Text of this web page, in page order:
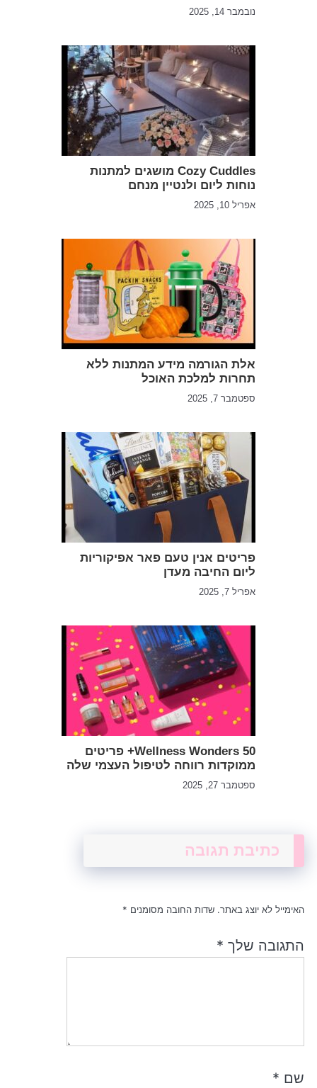
נובמבר 14, 2025
Cozy Cuddles מושגים למתנות
נוחות ליום ולנטיין מנחם
אפריל 10, 2025
אלת הגורמה מידע המתנות ללא
תחרות למלכת האוכל
ספטמבר 7, 2025
פריטים אנין טעם פאר אפיקוריות
ליום החיבה מעדן
אפריל 7, 2025
Wellness Wonders 50+ פריטים
ממוקדות רווחה לטיפול העצמי שלה
ספטמבר 27, 2025
כתיבת תגובה
האימייל לא יוצג באתר. שדות החובה מסומנים *
התגובה שלך *
שם *